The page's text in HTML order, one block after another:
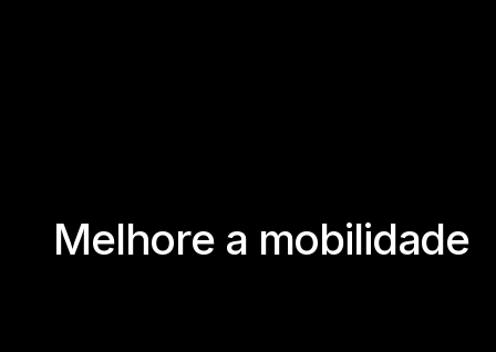
Melhore a mobilidade